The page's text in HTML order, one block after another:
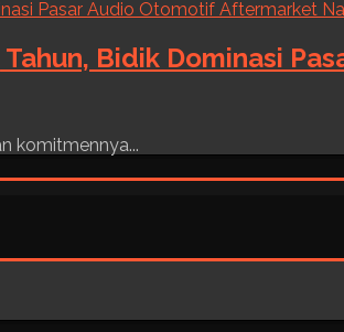
Bidik Dominasi
komitmennya...